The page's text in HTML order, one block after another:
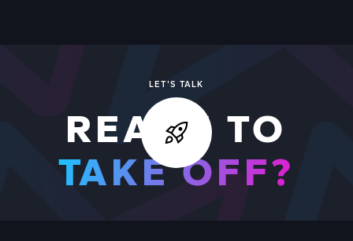
LET'S TALK
READY TO
TAKE OFF?